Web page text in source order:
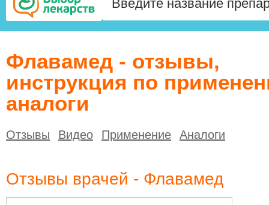
Флавамед - отзывы,
инструкция по
аналоги
Отзывы Видео Применение Аналоги
Отзывы врачей - Флавамед